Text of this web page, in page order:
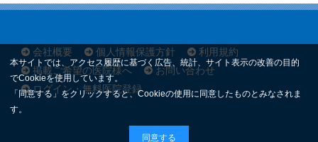
会社概要 個人情報保護方針
利用規約
掲載ご希望の医院様へ
お問い合わせ
ログイン・無料医院登録
本サイトでは、アクセス履歴に基づく広告、統計、サイト表示の改善の目的
でCookieを使用しています。
「同意する」をクリックすると、Cookieの使用に同意したものとみなされま
す。
同意する